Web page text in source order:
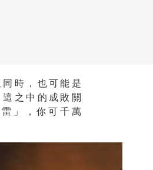
時，也可能是
之中的成敗關
」，你可千萬